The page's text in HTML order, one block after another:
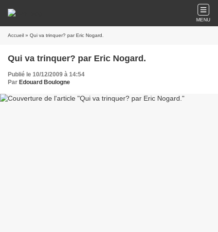
MENU
Accueil » Qui va trinquer? par Eric Nogard.
Qui va trinquer? par Eric Nogard.
Publié le 10/12/2009 à 14:54
Par Edouard Boulogne